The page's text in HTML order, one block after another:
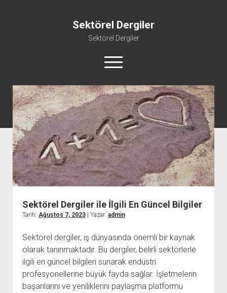
Sektörel Dergiler
Sektörel Dergiler
menüyü
aç
Linkedin Beğeni Atma Ücretsiz
Liste
Sayfa Listesi
Twitter Gizli Yanıt Görme
Youtube Beğeni Yükseltme Hilesi
Sektörel Dergiler ile İlgili En Güncel Bilgiler
Tarih: Ağustos 7, 2023| Yazar: admin
Sektörel dergiler, iş dünyasında önemli bir kaynak
olarak tanınmaktadır. Bu dergiler, belirli sektörlerle
ilgili en güncel bilgileri sunarak endüstri
profesyonellerine büyük fayda sağlar. İşletmelerin
başarılarını ve yeniliklerini paylaşma platformu